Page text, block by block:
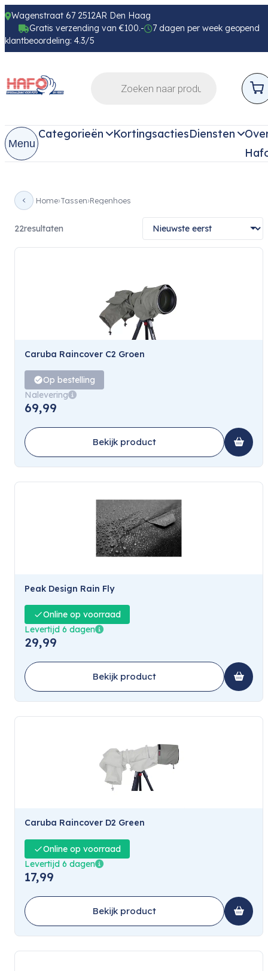
Wagenstraat 67 2512AR Den Haag
Gratis verzending van €100.-
7 dagen per week geopend
klantbeoordeling: 4.3/5
Menu
Categorieën KortingsactiesDiensten
Home Tassen Regenhoes
22resultaten
Caruba Raincover C2 Groen
Op bestelling
Nalevering
69,99
Bekijk product
Peak Design Rain Fly
Online op voorraad
Levertijd 6 dagen
29,99
Bekijk product
Caruba Raincover D2 Green
Online op voorraad
Levertijd 6 dagen
17,99
Bekijk product